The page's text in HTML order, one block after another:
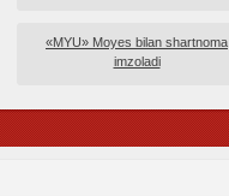
«MYU» Moyes bilan shartnoma
imzoladi